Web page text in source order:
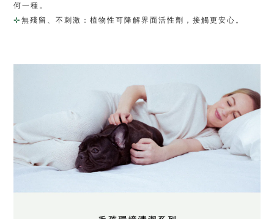
何一種。
⊹ ​​無殘留、不刺激：植物性可降解界面活性劑，接觸更安心。